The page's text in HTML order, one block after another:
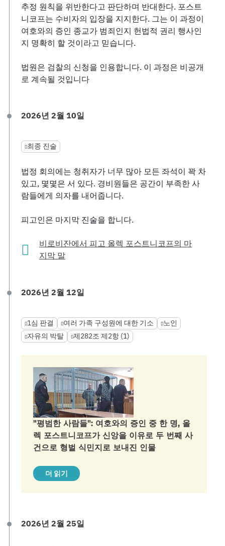
추정 원칙을 위반한다고 판단하며 반대한다. 포스트
니코프는 수비자의 입장을 지지한다. 그는 이 과정이
여호와의 증인 종교가 범죄인지 헌법적 권리 행사인
지 명확히 할 것이라고 믿습니다.
법원은 검찰의 신청을 인용합니다. 이 과정은 비공개
로 계속될 것입니다
2026년 2월 10일
최종 진술
법정 회의에는 청취자가 너무 많아 모든 좌석이 꽉 차
있고, 몇몇은 서 있다. 경비원들은 공간이 부족한 사
람들에게 의자를 내어줍니다.
피고인은 마지막 진술을 합니다.
비로비잔에서 피고 올렉 포스트니코프의 마
지막 말
2026년 2월 12일
1심 판결 여러 가족 구성원에 대한 기소
노인
자유의 박탈
제282조 제2항 (1)
"평범한 사람들": 여호와의 증인 중 한 명, 올
렉 포스트니코프가 신앙을 이유로 두 번째 사
건으로 형벌 식민지로 보내진 인물
더 읽기
2026년 2월 25일